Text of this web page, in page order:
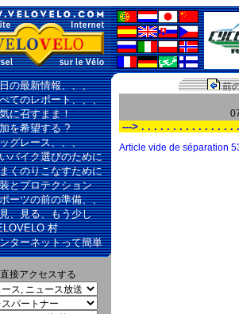
の最新情報、、、
てのレポート、、、
に召すまま！
を希望する ?
グレース、、、
バイク選びのために
くのりこなすために
とプロテクション
ーツの前の準備、、
、見る、もう少し
村
ターネットって簡単
直接アクセスする
前
---> . . . . . . . . . . . . . . .
Article vide de séparation